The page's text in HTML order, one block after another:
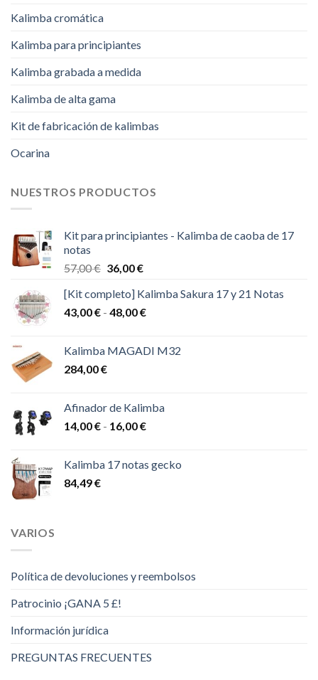
Kalimba cromática
Kalimba para principiantes
Kalimba grabada a medida
Kalimba de alta gama
Kit de fabricación de kalimbas
Ocarina
NUESTROS PRODUCTOS
Kit para principiantes - Kalimba de caoba de 17
notas
57,00€ El
original
era:
36,00€El
actual
es:
[Kit completo] Kalimba Sakura 17 y 21 Notas
43,00€ - 48,00€Rango
desde
48,00 €
Kalimba MAGADI M32
284,00€
Afinador de Kalimba
14,00€ - 16,00€Rango
desde
Kalimba 17 notas gecko
84,49€
VARIOS
Política de devoluciones y reembolsos
Patrocinio ¡GANA 5 £!
Información jurídica
PREGUNTAS FRECUENTES